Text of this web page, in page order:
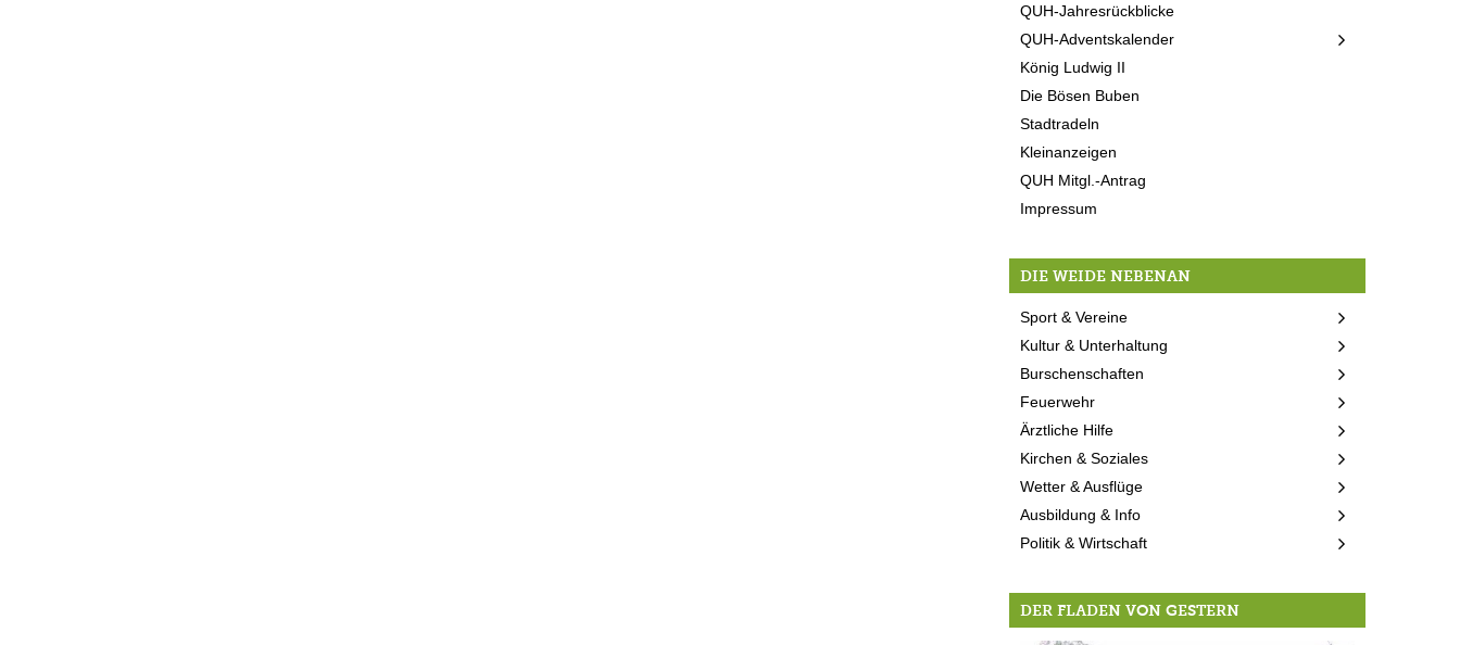
QUH-Jahresrückblicke
QUH-Adventskalender
König Ludwig II
Die Bösen Buben
Stadtradeln
Kleinanzeigen
QUH Mitgl.-Antrag
Impressum
DIE WEIDE NEBENAN
Sport & Vereine
Kultur & Unterhaltung
Burschenschaften
Feuerwehr
Ärztliche Hilfe
Kirchen & Soziales
Wetter & Ausflüge
Ausbildung & Info
Politik & Wirtschaft
DER FLADEN VON GESTERN